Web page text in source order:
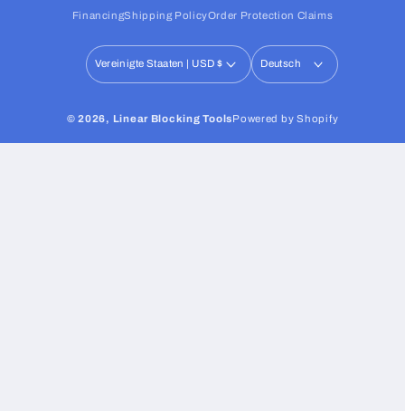
FinancingShipping PolicyOrder Protection Claims
Vereinigte Staaten | USD $ Deutsch
© 2026, Linear Blocking ToolsPowered by Shopify